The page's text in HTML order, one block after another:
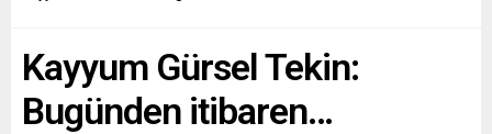
Kayyum Gürsel Tekin:
Bugünden itibaren…